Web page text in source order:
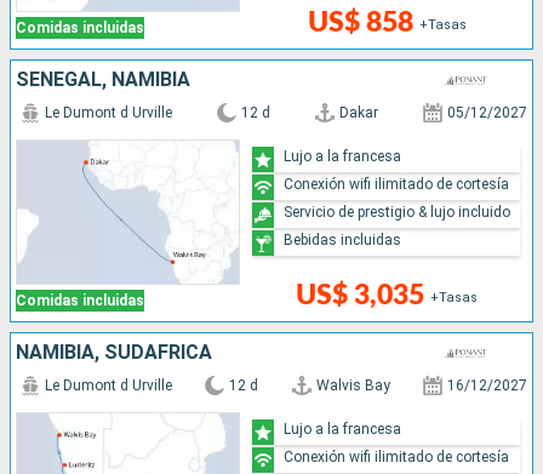
Comidas incluidas US$ 858 +Tasas
SENEGAL, NAMIBIA
Comidas incluidas
Le Dumont d Urville 12 d Dakar 05/12/2027
US$ 3,035 +Tasas
Lujo a la francesa
Conexión wifi ilimitado de cortesía
Servicio de prestigio & lujo incluido
Bebidas incluidas
NAMIBIA, SUDAFRICA
Le Dumont d Urville 12 d Walvis Bay 16/12/2027
Lujo a la francesa
Conexión wifi ilimitado de cortesía